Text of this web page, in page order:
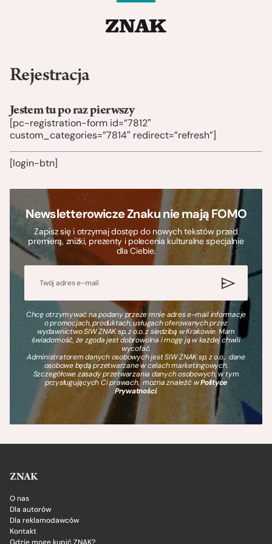
Rejestracja
Jestem tu po raz pierwszy
[pc-registration-form id=”7812″
custom_categories=”7814″ redirect=”refresh”]
[login-btn]
Newsletterowicze Znaku nie mają FOMO
Zapisz się i otrzymaj dostęp do nowych tekstów przed
premierą, zniżki, prezenty i polecenia kulturalne specjalnie
dla Ciebie.
Chcę otrzymywać na podany przeze mnie adres e-mail informacje
o promocjach, produktach, usługach oferowanych przez
wydawnictwo SIW ZNAK sp. z o.o. z siedzibą w Krakowie. Mam
świadomość, że zgoda jest dobrowolna i mogę ją w każdej chwili
wycofać.
Administratorem danych osobowych jest SIW ZNAK sp. z o.o., dane
osobowe będą przetwarzane w celach marketingowych.
Szczegółowe zasady przetwarzania danych osobowych, w tym
przysługujących Ci prawach, można znaleźć wPolityce
Prywatności.
ZNAK
O nas
Dla autorów
Dla reklamodawców
Kontakt